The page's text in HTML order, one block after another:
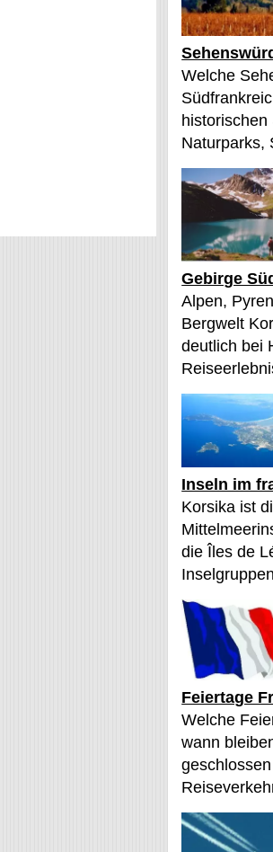
Welche
Naturparks,
Gebirge
Alpen,
Bergwelt
deutlich bei
Inseln im
Korsika ist
die Îles de
Feiertage
Welche
wann